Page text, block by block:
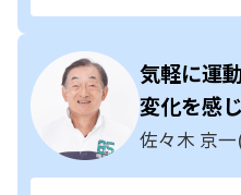
気軽に運
変化を感
佐々木 京